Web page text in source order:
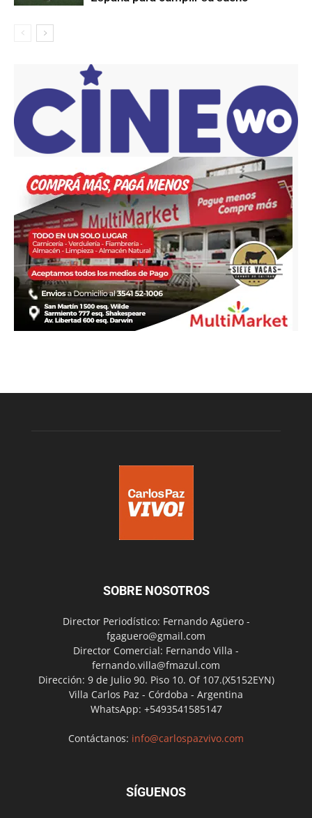
SOBRE NOSOTROS
Director Periodístico: Fernando Agüero -
fgaguero@gmail.com
Director Comercial: Fernando Villa -
fernando.villa@fmazul.com
Dirección: 9 de Julio 90. Piso 10. Of 107.(X5152EYN)
Villa Carlos Paz - Córdoba - Argentina
WhatsApp: +5493541585147
Contáctanos: info@carlospazvivo.com
SÍGUENOS